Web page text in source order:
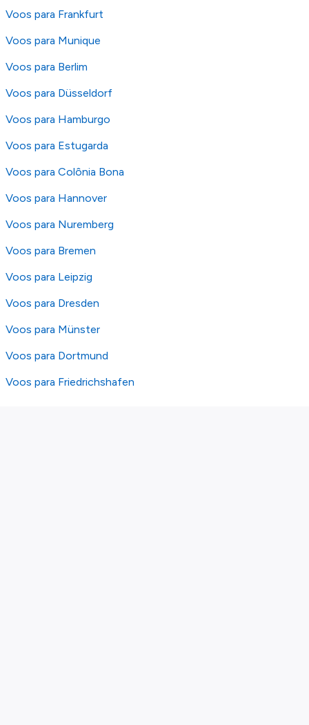
fazer uma reserva. Para mais detalhes verifique
os nossos Termos e Condições
Voos para Frankfurt
Voos para Munique
Voos para Berlim
Voos para Düsseldorf
Voos para Hamburgo
Voos para Estugarda
Voos para Colônia Bona
Voos para Hannover
Voos para Nuremberg
Voos para Bremen
Voos para Leipzig
Voos para Dresden
Voos para Münster
Voos para Dortmund
Voos para Friedrichshafen